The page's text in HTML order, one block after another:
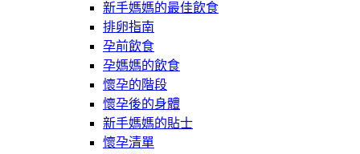
新手媽媽的最佳飲食
排卵指南
孕前飲食
孕媽媽的飲食
懷孕的階段
懷孕後的身體
新手媽媽的貼士
懷孕清單